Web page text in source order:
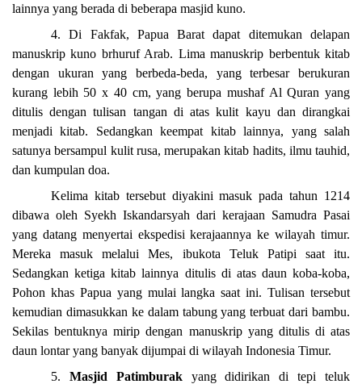
lainnya yang berada di beberapa masjid kuno.
4. Di Fakfak, Papua Barat dapat ditemukan delapan
manuskrip kuno brhuruf Arab. Lima manuskrip berbentuk kitab
dengan ukuran yang berbeda-beda, yang terbesar berukuran
kurang lebih 50 x 40 cm, yang berupa mushaf Al Quran yang
ditulis dengan tulisan tangan di atas kulit kayu dan dirangkai
menjadi kitab. Sedangkan keempat kitab lainnya, yang salah
satunya bersampul kulit rusa, merupakan kitab hadits, ilmu tauhid,
dan kumpulan doa.
Kelima kitab tersebut diyakini masuk pada tahun 1214
dibawa oleh Syekh Iskandarsyah dari kerajaan Samudra Pasai
yang datang menyertai ekspedisi kerajaannya ke wilayah timur.
Mereka masuk melalui Mes, ibukota Teluk Patipi saat itu.
Sedangkan ketiga kitab lainnya ditulis di atas daun koba-koba,
Pohon khas Papua yang mulai langka saat ini. Tulisan tersebut
kemudian dimasukkan ke dalam tabung yang terbuat dari bambu.
Sekilas bentuknya mirip dengan manuskrip yang ditulis di atas
daun lontar yang banyak dijumpai di wilayah Indonesia Timur.
5. Masjid Patimburakyang didirikan di tepi teluk